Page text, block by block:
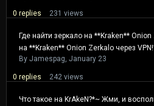
0 replies 231 views
Где найти зеркало на **Kraken** Onion
на **Kraken** Onion Zerkalo через
By Jamespag January 23
0 replies 242 views
Что такое на KrAkeN?*~ Жми, и